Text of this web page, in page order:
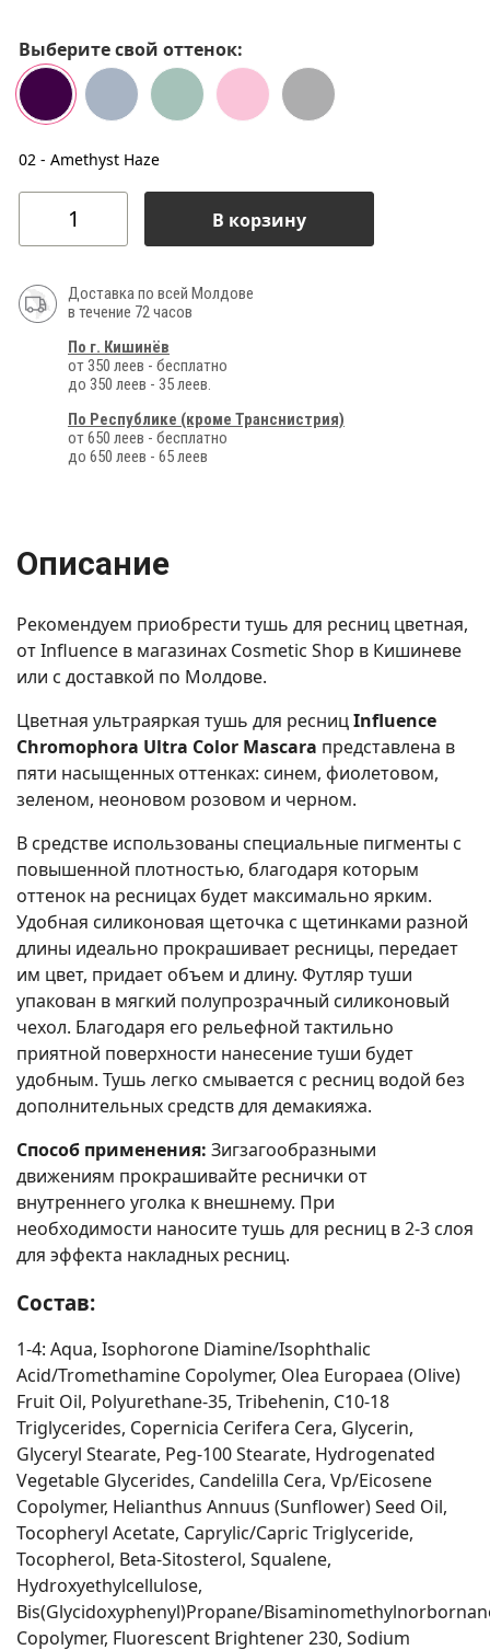
Выберите свой оттенок:
02 - Amethyst Haze
В корзину
Доставка по всей Молдове
в течение 72 часов
По г. Кишинёв
от 350 леев - бесплатно
до 350 леев - 35 леев.
По Республике (кроме Транснистрия)
от 650 леев - бесплатно
до 650 леев - 65 леев
Описание
Рекомендуем приобрести тушь для ресниц цветная,
от Influence в магазинах Cosmetic Shop в Кишиневе
или с доставкой по Молдове.
Цветная ультраяркая тушь для ресницInfluence
Chromophora Ultra Color Mascara представлена в
пяти насыщенных оттенках: синем, фиолетовом,
зеленом, неоновом розовом и черном.
В средстве использованы специальные пигменты с
повышенной плотностью, благодаря которым
оттенок на ресницах будет максимально ярким.
Удобная силиконовая щеточка с щетинками разной
длины идеально прокрашивает ресницы, передает
им цвет, придает объем и длину. Футляр туши
упакован в мягкий полупрозрачный силиконовый
чехол. Благодаря его рельефной тактильно
приятной поверхности нанесение туши будет
удобным. Тушь легко смывается с ресниц водой без
дополнительных средств для демакияжа.
Способ применения: Зигзагообразными
движениям прокрашивайте реснички от
внутреннего уголка к внешнему. При
необходимости наносите тушь для ресниц в 2-3 слоя
для эффекта накладных ресниц.
Состав:
1-4: Aqua, Isophorone Diamine/Isophthalic
Acid/Tromethamine Copolymer, Olea Europaea (Olive)
Fruit Oil, Polyurethane-35, Tribehenin, C10-18
Triglycerides, Copernicia Cerifera Cera, Glycerin,
Glyceryl Stearate, Peg-100 Stearate, Hydrogenated
Vegetable Glycerides, Candelilla Cera, Vp/Eicosene
Copolymer, Helianthus Annuus (Sunflower) Seed Oil,
Tocopheryl Acetate, Caprylic/Capric Triglyceride,
Tocopherol, Beta-Sitosterol, Squalene,
Hydroxyethylcellulose,
Bis(Glycidoxyphenyl)Propane/
Copolymer, Fluorescent Brightener 230, Sodium